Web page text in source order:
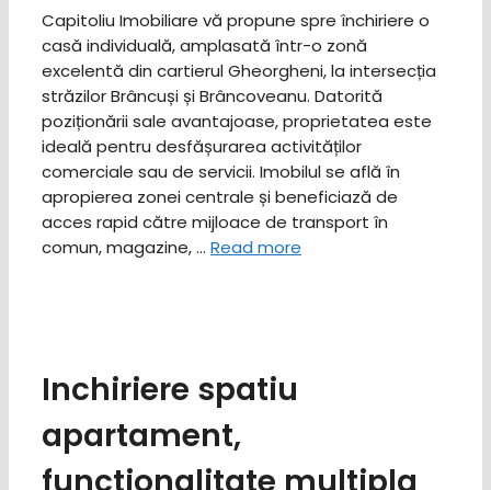
Capitoliu Imobiliare vă propune spre închiriere o
casă individuală, amplasată într-o zonă
excelentă din cartierul Gheorgheni, la intersecția
străzilor Brâncuși și Brâncoveanu. Datorită
poziționării sale avantajoase, proprietatea este
ideală pentru desfășurarea activităților
comerciale sau de servicii. Imobilul se află în
apropierea zonei centrale și beneficiază de
acces rapid către mijloace de transport în
comun, magazine, … Read more
Inchiriere spatiu
apartament,